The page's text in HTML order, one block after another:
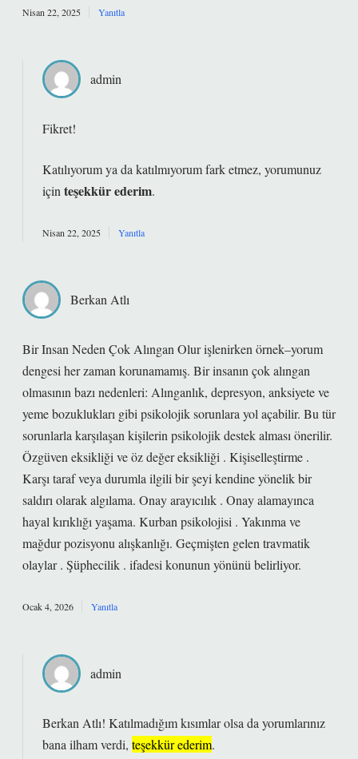
Nisan 22, 2025 Yanıtla
admin
Fikret!
Katılıyorum ya da katılmıyorum fark etmez, yorumunuz
için teşekkür ederim.
Nisan 22, 2025 Yanıtla
Berkan Atlı
Bir Insan Neden Çok Alıngan Olur işlenirken örnek–yorum
dengesi her zaman korunamamış. Bir insanın çok alıngan
olmasının bazı nedenleri: Alınganlık, depresyon, anksiyete ve
yeme bozuklukları gibi psikolojik sorunlara yol açabilir. Bu tür
sorunlarla karşılaşan kişilerin psikolojik destek alması önerilir.
Özgüven eksikliği ve öz değer eksikliği . Kişiselleştirme .
Karşı taraf veya durumla ilgili bir şeyi kendine yönelik bir
saldırı olarak algılama. Onay arayıcılık . Onay alamayınca
hayal kırıklığı yaşama. Kurban psikolojisi . Yakınma ve
mağdur pozisyonu alışkanlığı. Geçmişten gelen travmatik
olaylar . Şüphecilik . ifadesi konunun yönünü belirliyor.
Ocak 4, 2026 Yanıtla
admin
Berkan Atlı! Katılmadığım kısımlar olsa da yorumlarınız
bana ilham verdi, teşekkür ederim.